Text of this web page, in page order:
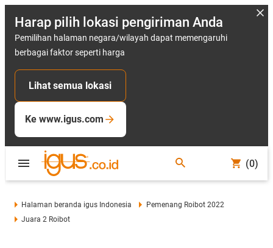
Harap pilih lokasi pengiriman Anda
Pemilihan halaman negara/wilayah dapat memengaruhi
berbagai faktor seperti harga
Lihat semua lokasi
Ke www.igus.com
(0)
Halaman beranda igus Indonesia
Pemenang Roibot 2022
Juara 2 Roibot